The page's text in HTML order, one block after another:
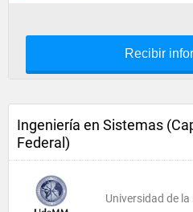
Recibir
Ingeniería en Sistemas
Federal)
Universidad de